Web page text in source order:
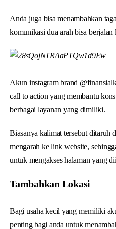
Anda juga bisa menambahkan
komunikasi dua arah bisa berjalan
Akun instagram brand
call to action yang membantu
berbagai layanan yang dimiliki.
Biasanya kalimat tersebut ditaruh
mengarah ke link website,
untuk mengakses halaman yang
Tambahkan Lokasi
Bagi usaha kecil yang memiliki
penting bagi anda untuk